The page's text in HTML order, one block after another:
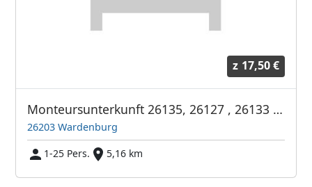
z 17,50 €
Monteursunterkunft 26135, 26127 , 26133 Oldenburg, 26203 Wardenburg, 27755 Delmenhorst, 26169 Friesoythe Markhausen
26203 Wardenburg
1-25 Pers.
5,16 km